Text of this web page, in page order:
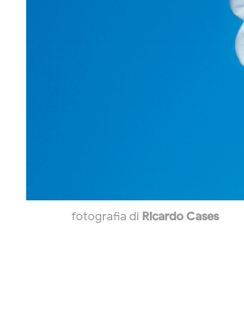
fotografia di Ricardo Cases